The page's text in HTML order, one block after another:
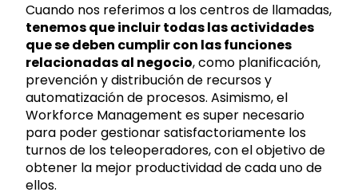
Cuando nos referimos a los centros de llamadas,
tenemos que incluir todas las actividades
que se deben cumplir con las funciones
relacionadas al negocio, como planificación,
prevención y distribución de recursos y
automatización de procesos. Asimismo, el
Workforce Management es super necesario
para poder gestionar satisfactoriamente los
turnos de los teleoperadores, con el objetivo de
obtener la mejor productividad de cada uno de
ellos.